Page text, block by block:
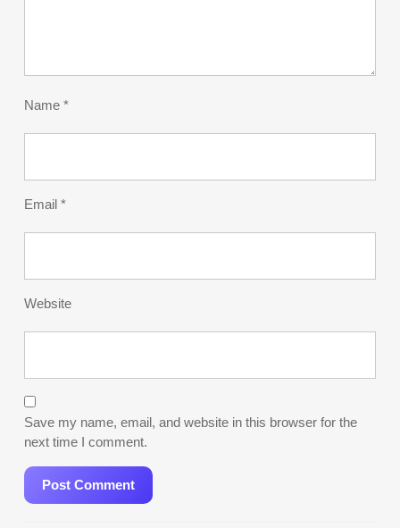
Name *
Email *
Website
Save my name, email, and website in this browser for the
next time I comment.